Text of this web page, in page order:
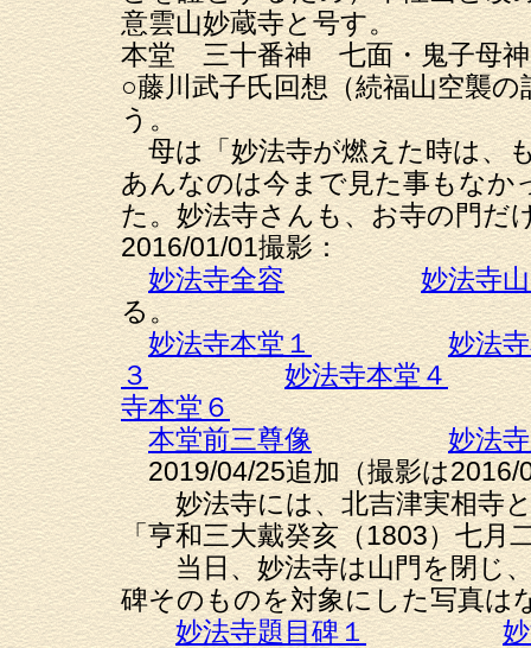
意雲山妙蔵寺と号す。
本堂 三十番神 七面・鬼子母神
○藤川武子氏回想（続福山空襲
う。
母は「妙法寺が燃えた時は、
あんなのは今まで見た事もなか
た。妙法寺さんも、お寺の門だ
2016/01/01撮影：
妙法寺全容
妙法寺
る。
妙法寺本堂１
妙法
３
妙法寺本堂４
寺本堂６
本堂前三尊像
妙法
2019/04/25追加（撮影は2016/
妙法寺には、北吉津実相寺と
「亨和三大戴癸亥（1803）七月
当日、妙法寺は山門を閉じ、
碑そのものを対象にした写真は
妙法寺題目碑１